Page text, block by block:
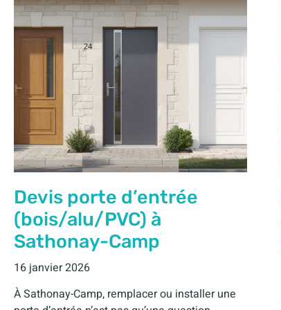
Devis porte d’entrée
(bois/alu/PVC) à
Sathonay-Camp
16 janvier 2026
À Sathonay-Camp, remplacer ou installer une